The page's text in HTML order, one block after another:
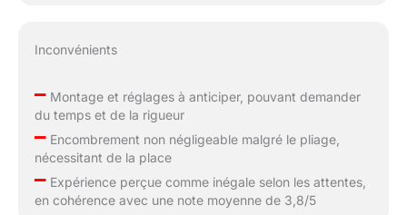
Inconvénients
–Montage et réglages à anticiper, pouvant demander
du temps et de la rigueur
–Encombrement non négligeable malgré le pliage,
nécessitant de la place
–Expérience perçue comme inégale selon les attentes,
en cohérence avec une note moyenne de 3,8/5